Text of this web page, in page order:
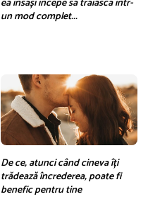
un mod complet...
De ce, atunci când cineva îți
trădează încrederea, poate fi
benefic pentru tine